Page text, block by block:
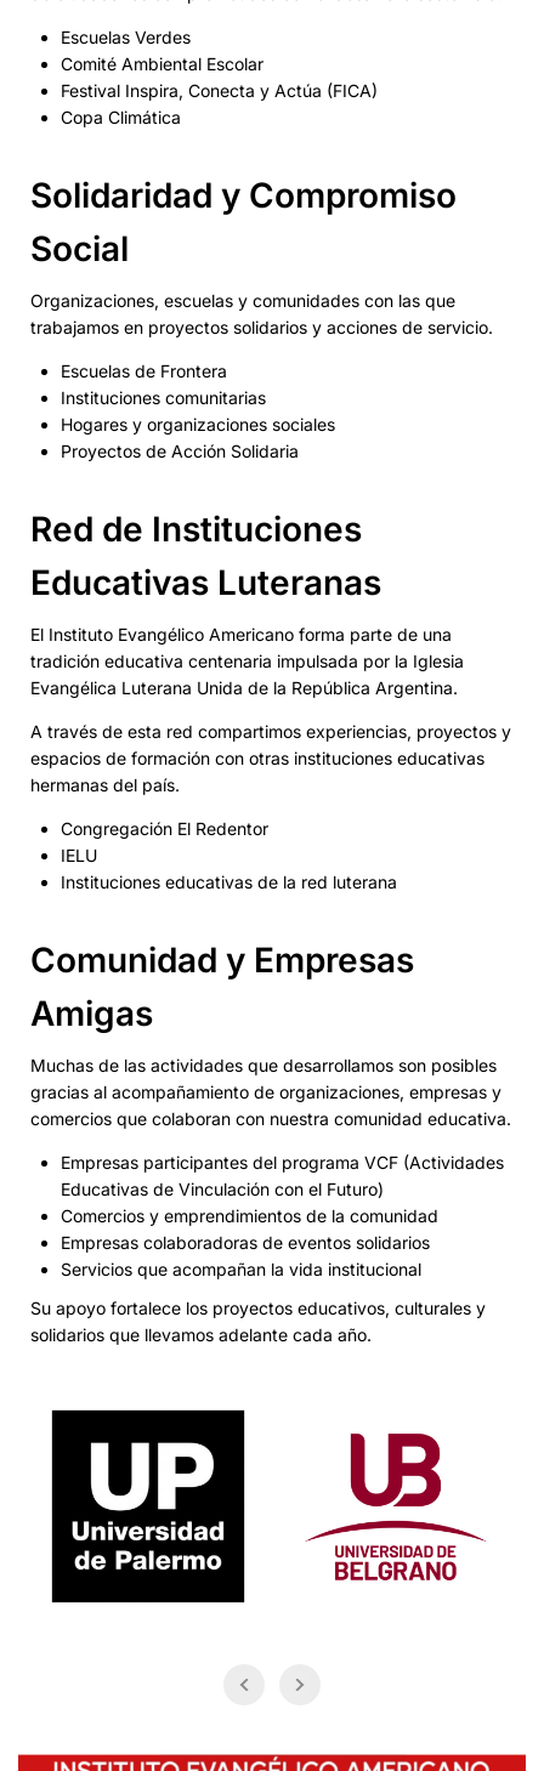
Escuelas Verdes
Comité Ambiental Escolar
Festival Inspira, Conecta y Actúa (FICA)
Copa Climática
Solidaridad y Compromiso
Social
Organizaciones, escuelas y comunidades con las que
trabajamos en proyectos solidarios y acciones de servicio.
Escuelas de Frontera
Instituciones comunitarias
Hogares y organizaciones sociales
Proyectos de Acción Solidaria
Red de Instituciones
Educativas Luteranas
El Instituto Evangélico Americano forma parte de una
tradición educativa centenaria impulsada por la Iglesia
Evangélica Luterana Unida de la República Argentina.
A través de esta red compartimos experiencias, proyectos y
espacios de formación con otras instituciones educativas
hermanas del país.
Congregación El Redentor
IELU
Instituciones educativas de la red luterana
Comunidad y Empresas
Amigas
Muchas de las actividades que desarrollamos son posibles
gracias al acompañamiento de organizaciones, empresas y
comercios que colaboran con nuestra comunidad educativa.
Empresas participantes del programa VCF (Actividades
Educativas de Vinculación con el Futuro)
Comercios y emprendimientos de la comunidad
Empresas colaboradoras de eventos solidarios
Servicios que acompañan la vida institucional
Su apoyo fortalece los proyectos educativos, culturales y
solidarios que llevamos adelante cada año.